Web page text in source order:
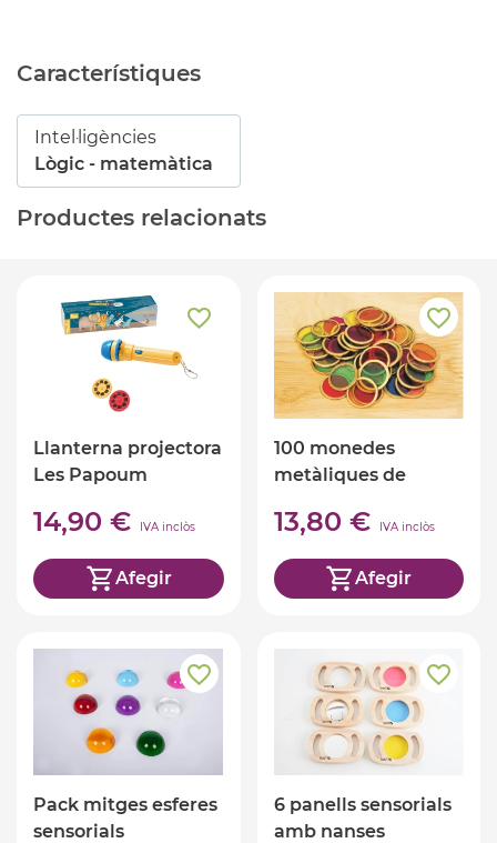
Característiques
Intel·ligències
Lògic - matemàtica
Productes relacionats
Llanterna projectora
Les Papoum
14,90 € IVA inclòs
Afegir
100 monedes
metàliques de
13,80 € IVA inclòs
Afegir
Pack mitges esferes
sensorials
6 panells sensorials
amb nanses